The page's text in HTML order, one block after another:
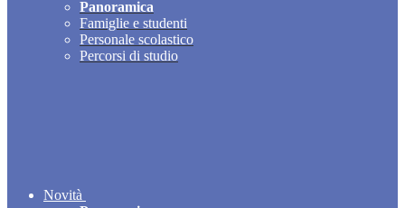
Panoramica
Famiglie e studenti
Personale scolastico
Percorsi di studio
Novità